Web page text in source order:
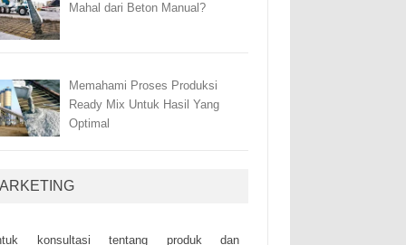
Mahal dari Beton Manual?
Memahami Proses Produksi
Ready Mix Untuk Hasil Yang
Optimal
kоnsultаsі tеntаng рrоduk dаn